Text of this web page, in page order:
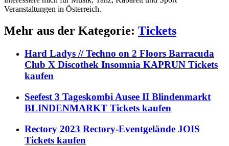
Veranstaltungen in Österreich.
Mehr aus der Kategorie: Tickets
Hard Ladys // Techno on 2 Floors Barracuda
Club X Discothek Insomnia KAPRUN Tickets
kaufen
Seefest 3 Tageskombi Ausee II Blindenmarkt
BLINDENMARKT Tickets kaufen
Rectory 2023 Rectory-Eventgelände JOIS
Tickets kaufen